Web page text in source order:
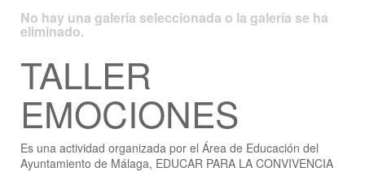
No hay una galería seleccionada o la galería se ha
eliminado.
TALLER
EMOCIONES
Es una actividad organizada por el Área de Educación del
Ayuntamiento de Málaga, EDUCAR PARA LA CONVIVENCIA